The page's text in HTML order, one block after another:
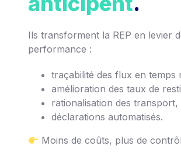
Ils transforment la REP en levier
performance :
traçabilité des flux en temps
amélioration des taux de
rationalisation des transport,
déclarations automatisés.
Moins de coûts, plus de